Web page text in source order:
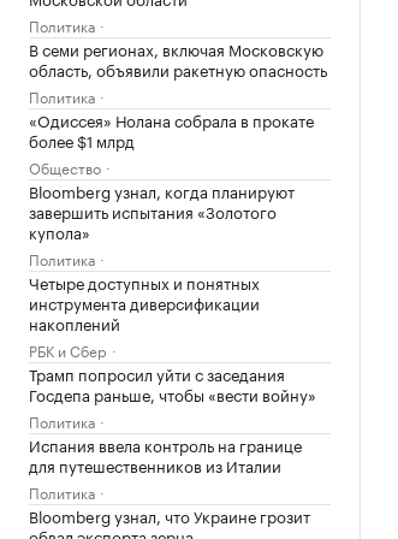
Политика
В семи регионах, включая Московскую
область, объявили ракетную опасность
Политика
«Одиссея» Нолана собрала в прокате
более $1 млрд
Общество
Bloomberg узнал, когда планируют
завершить испытания «Золотого
купола»
Политика
Четыре доступных и понятных
инструмента диверсификации
накоплений
РБК и Сбер
Трамп попросил уйти с заседания
Госдепа раньше, чтобы «вести войну»
Политика
Испания ввела контроль на границе
для путешественников из Италии
Политика
Bloomberg узнал, что Украине грозит